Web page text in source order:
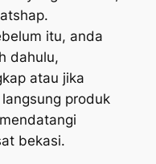
itu, anda
dahulu,
atau jika
produk
bekasi.